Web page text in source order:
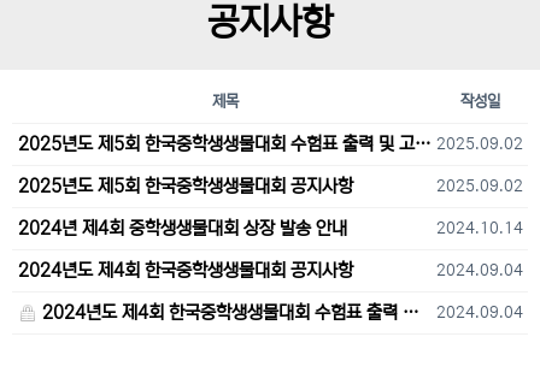
공지사항
제목 작성일
2025년도 제5회 한국중학생생물대회 수험표 출력 및 고사장 오시는 길 안내 2025.09.02
2025년도 제5회 한국중학생생물대회 공지사항 2025.09.02
2024년 제4회 중학생생물대회 상장 발송 안내 2024.10.14
2024년도 제4회 한국중학생생물대회 공지사항 2024.09.04
2024년도 제4회 한국중학생생물대회 수험표 출력 및 고사장 오시는 길 안내 2024.09.04